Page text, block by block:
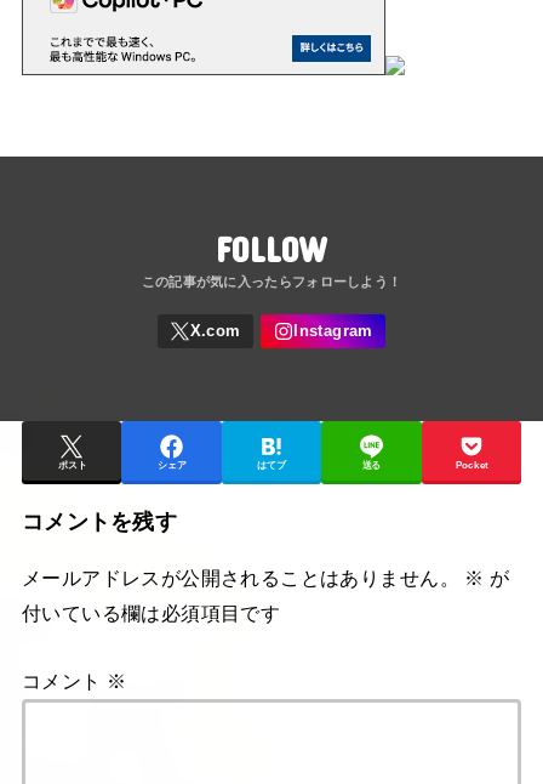
FOLLOW
ポスト シェア はてブ 送る Pocket
コメントを残す
メールアドレスが公開されることはありません。 ※ が
付いている欄は必須項目です
コメント ※